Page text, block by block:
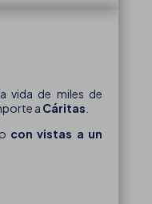
vida de miles de
a Cáritas
con vistas a un